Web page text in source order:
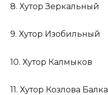
8. Хутор Зеркальный
9. Хутор Изобильный
10. Хутор Калмыков
11. Хутор Козлова Балка